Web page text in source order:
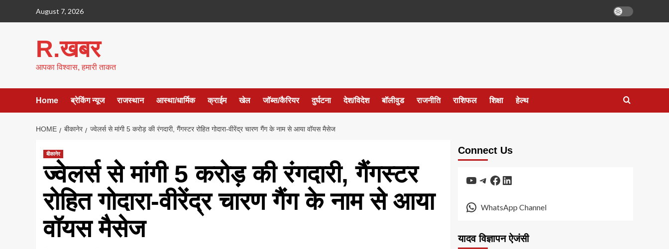
August 7, 2026
R.खबर
आपका विश्वास, हमारी ताकत
Home ब्रेकिंग न्यूज राजस्थान आस्था/धार्मिक क्राईम खेल जॉब्स/कैरियर दुर्घटना देश/विदेश बॉलीवुड राजनीति राशिफल शिक्षा हेल्थ
HOME बीकानेर ज्वेलर्स से मांगी 5 करोड़ की रंगदारी, गैंगस्टर रोहित गोदारा-वीरेंद्र चारण गैंग के नाम से आया वॉयस मैसेज
बीकानेर
ज्वेलर्स से मांगी 5 करोड़ की रंगदारी, गैंगस्टर
रोहित गोदारा-वीरेंद्र चारण गैंग के नाम से आया
वॉयस मैसेज
Connect Us
YouTube
Telegram
Facebook
LinkedIn
WhatsApp Channel
यादव विज्ञापन ऐजंसी